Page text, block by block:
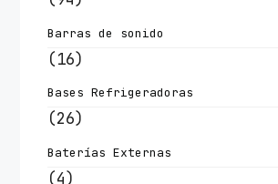
Barras de sonido
(16)
Bases Refrigeradoras
(26)
Baterías Externas
(4)